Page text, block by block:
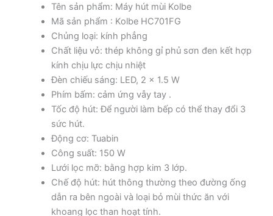
Tên sản phẩm: Máy hút mùi Kolbe
Mã sản phẩm : Kolbe HC701FG
Chủng loại: kính phẳng
Chất liệu vỏ: thép không gỉ phủ sơn đen kết hợp
kính chịu lực chịu nhiệt
Đèn chiếu sáng: LED, 2 x 1.5 W
Phím bấm: cảm ứng vẫy tay .
Tốc độ hút: Để người làm bếp có thể thay đổi 3
sức hút.
Động cơ: Tuabin
Công suất: 150 W
Lưới lọc mỡ: bằng hợp kim 3 lớp.
Chế độ hút: hút thông thường theo đường ống
dẫn ra bên ngoài và loại bỏ mùi thức ăn với
khoang lọc than hoạt tính.